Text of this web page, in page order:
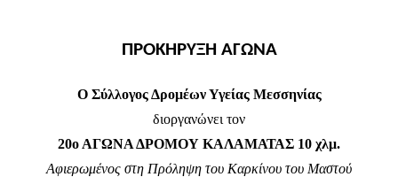
ΠΡΟΚΗΡΥΞΗ ΑΓΩΝΑ
Ο Σύλλογος Δρομέων Υγείας Μεσσηνίας
διοργανώνει τον
20ο ΑΓΩΝΑ ΔΡΟΜΟΥ ΚΑΛΑΜΑΤΑΣ 10 χλμ.
Αφιερωμένος στη Πρόληψη του Καρκίνου του Μαστού